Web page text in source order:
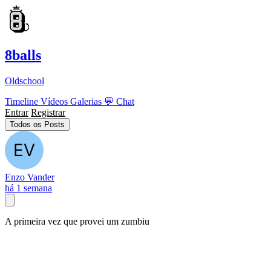
8balls
Oldschool
Timeline Vídeos Galerias 💬 Chat
Entrar Registrar
Todos os Posts
Enzo Vander
há 1 semana
A primeira vez que provei um zumbiu